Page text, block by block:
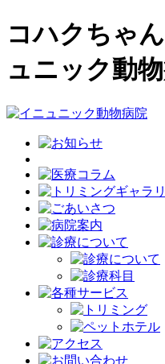
コハクちゃ
ュニック動